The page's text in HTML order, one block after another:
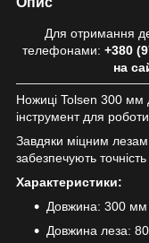
Для отримання
телефонами: +380
на
Ножиці Tolsen 300 мм
інструмент для
Завдяки міцним
забезпечують
Характеристики:
Довжина: 300 мм
Довжина леза: